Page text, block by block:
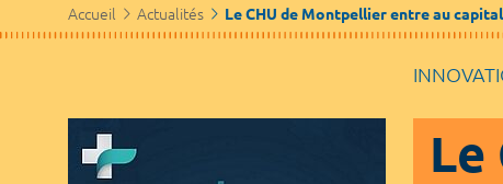
Accueil Actualités Le CHU de Montpellier entre au capital
Le